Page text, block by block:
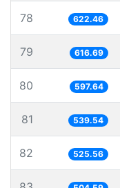
78 622.46
79 616.69
80 597.64
81 539.54
82 525.56